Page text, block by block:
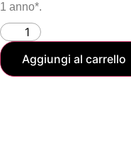
1 anno*.
Aggiungi al carrello